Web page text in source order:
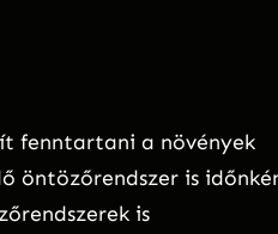
fenntartani a növények
öntözőrendszer is
is